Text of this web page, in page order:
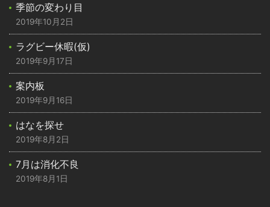
季節の変わり目
2019年10月2日
ラグビー休暇(仮)
2019年9月17日
案内板
2019年9月16日
はなを探せ
2019年8月2日
7月は消化不良
2019年8月1日